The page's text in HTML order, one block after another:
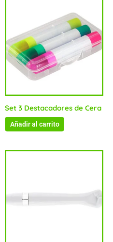
Set 3 Destacadores de Cera
Añadir al carrito